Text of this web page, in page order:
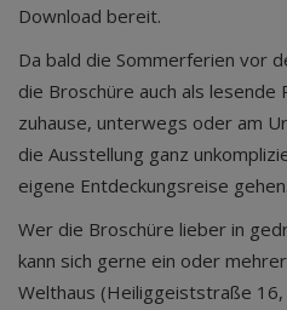
Download bereit.
Da bald die Sommerferien vor
die Broschüre auch als lesende
zuhause, unterwegs oder am
die Ausstellung ganz
eigene Entdeckungsreise gehen.
Wer die Broschüre lieber in
kann sich gerne ein oder
Welthaus (Heiliggeiststraße